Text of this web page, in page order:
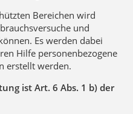
Bereichen wird
und
Es werden dabei
Hilfe personenbezogene
erstellt werden.
ist Art. 6 Abs. 1 b) der